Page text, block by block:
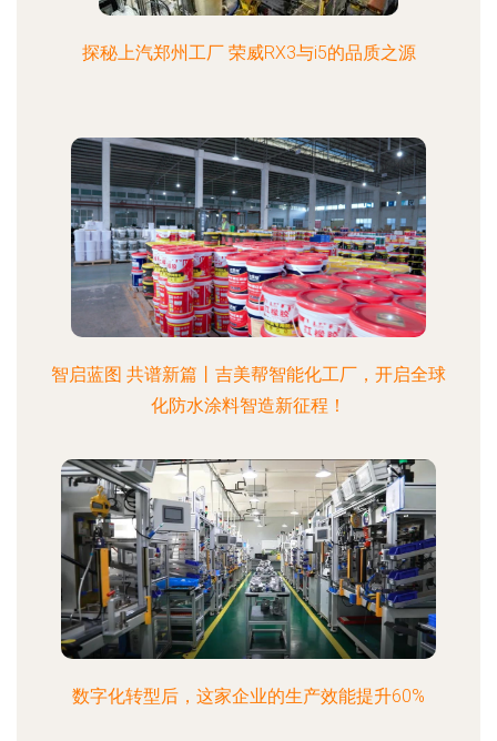
探秘上汽郑州工厂 荣威RX3与i5的品质之源
智启蓝图 共谱新篇丨吉美帮智能化工厂，开启全球
化防水涂料智造新征程！
数字化转型后，这家企业的生产效能提升60%